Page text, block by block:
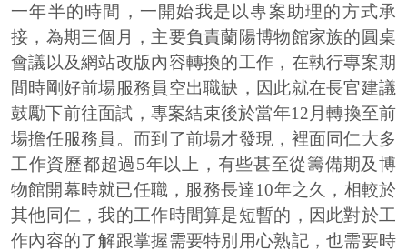
一年半的時間，一開始我是以專案助理的方式承
接，為期三個月，主要負責蘭陽博物館家族的圓桌
會議以及網站改版內容轉換的工作，在執行專案期
間時剛好前場服務員空出職缺，因此就在長官建議
鼓勵下前往面試，專案結束後於當年12月轉換至前
場擔任服務員。而到了前場才發現，裡面同仁大多
工作資歷都超過5年以上，有些甚至從籌備期及博
物館開幕時就已任職，服務長達10年之久，相較於
其他同仁，我的工作時間算是短暫的，因此對於工
作內容的了解跟掌握需要特別用心熟記，也需要時